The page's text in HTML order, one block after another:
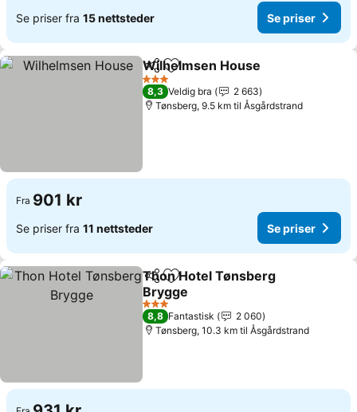
Se priser fra 15 nettsteder Se priser
Del Legg til i favoritter
Wilhelmsen House
3 Stjerner
8,3 Veldig bra
2 663
Tønsberg, 9.5 km til Åsgårdstrand
Fra 901 kr
Se priser fra 11 nettsteder Se priser
Del Legg til i favoritter
Thon Hotel Tønsberg
Brygge
Se priser
3 Stjerner
8,8 Fantastisk
2 060
Tønsberg, 10.3 km til Åsgårdstrand